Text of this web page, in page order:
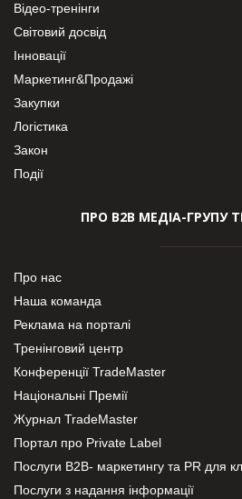
Відео-тренінги
Світовий досвід
Інновації
Маркетинг&Продажі
Закупки
Логістика
Закон
Події
ПРО В2В МЕДІА-ГРУПУ
Про нас
Наша команда
Реклама на порталі
Тренінговий центр
Конференції TradeMaster
Національні Премії
Журнал TradeMaster
Портал про Private Label
Послуги В2В- маркетингу та PR для
Послуги з надання інформації